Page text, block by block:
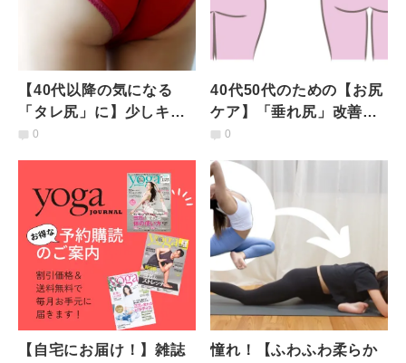
【40代以降の気になる
「タレ尻」に】少しキツ
いけど効く！寝たまま簡
0
40代50代のための【お尻
ケア】「垂れ尻」改善！
境目くっきりお尻を取り
0
【自宅にお届け！】雑誌 憧れ！【ふわふわ柔らか